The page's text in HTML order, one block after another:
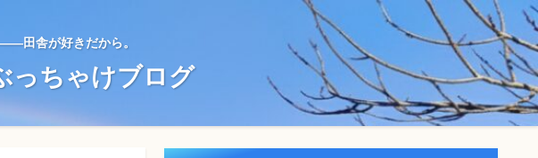
田舎が好きだから。
ちゃけブログ